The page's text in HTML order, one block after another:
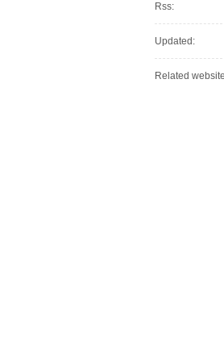
Rss:
Updated:
Related